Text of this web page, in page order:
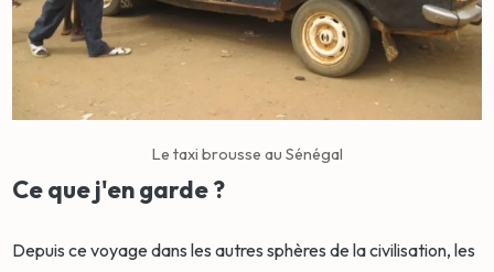
Le taxi brousse au Sénégal
Ce que j'en garde ?
Depuis ce voyage dans les autres sphères de la civilisation, les